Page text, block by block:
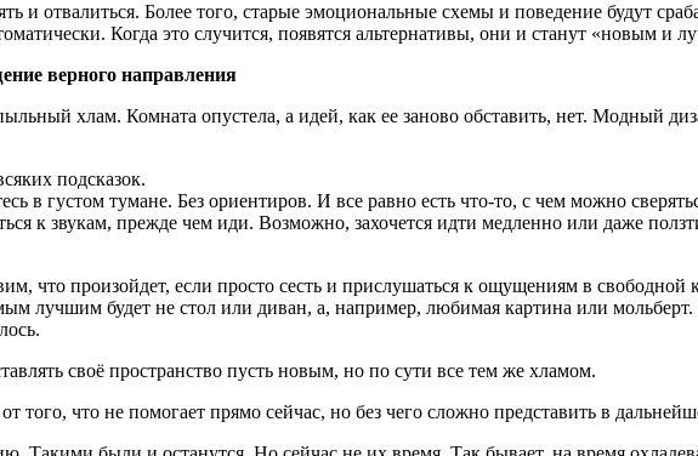
и отвалиться. Более того, старые эмоциональные схемы и поведение будут
Когда это случится, появятся альтернативы, они и станут «новым и
верного направления
хлам. Комната опустела, а идей, как ее заново обставить, нет. Модный
подсказок.
в густом тумане. Без ориентиров. И все равно есть что-то, с чем можно
к звукам, прежде чем иди. Возможно, захочется идти медленно или даже
что произойдет, если просто сесть и прислушаться к ощущениям в свободной
лучшим будет не стол или диван, а, например, любимая картина или
своё пространство пусть новым, но по сути все тем же хламом.
от того, что не помогает прямо сейчас, но без чего сложно представить в